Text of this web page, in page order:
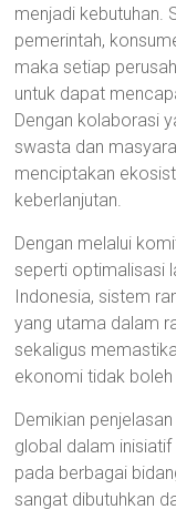
menjadi kebutuhan.
pemerintah,
maka setiap
untuk dapat
Dengan kolaborasi
swasta dan
menciptakan
keberlanjutan.
Dengan melalui
seperti optimalisasi
Indonesia, sistem
yang utama dalam
sekaligus
ekonomi tidak
Demikian
global dalam
pada berbagai
sangat dibutuhkan